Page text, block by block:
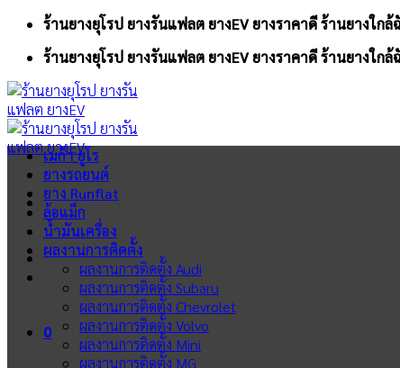
Skip
content
ร้านยางยุโรป ยางรันแฟลต ยางEV ยางราคาดี ร้านยางใ
ร้านยางยุโรป ยางรันแฟลต ยางEV ยางราคาดี ร้านยางใ
0
เมก้า ยูโร
ยางรถยนต์
ยาง Runflat
ล้อแม็ก
น้ำมันเครื่อง
ผลงานการติดตั้ง
ผลงานการติดตั้ง Audi
ผลงานการติดตั้ง Subaru
ผลงานการติดตั้ง Chevrolet
ผลงานการติดตั้ง Volvo
ผลงานการติดตั้ง Mini
ผลงานการติดตั้ง MG